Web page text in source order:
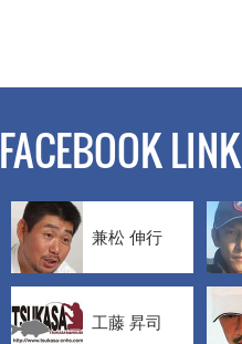
FACEBOOK LINK
兼松 伸行
工藤 昇司